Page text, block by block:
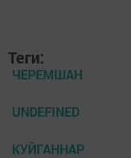
Теги:
ЧЕРЕМШАН
UNDEFINED
КУЙГАННАР